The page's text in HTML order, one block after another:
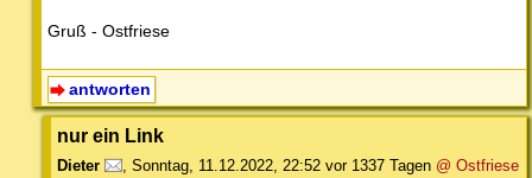
Gruß - Ostfriese
antworten
nur ein Link
Dieter , Sonntag, 11.12.2022, 22:52 vor 1337 Tagen @ Ostfriese